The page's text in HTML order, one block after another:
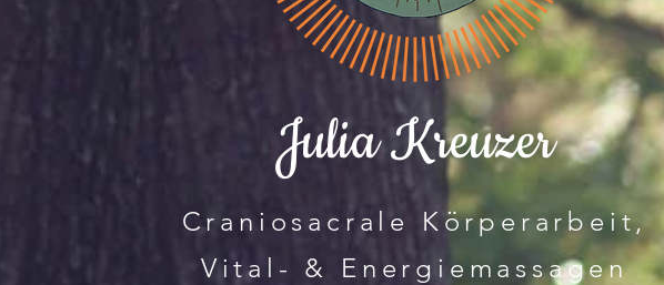
Julia Kreuzer
Craniosacrale Körperarbeit,
Vital- & Energiemassagen